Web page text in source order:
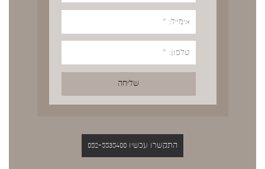
התקשרו עכשיו 052-5535400